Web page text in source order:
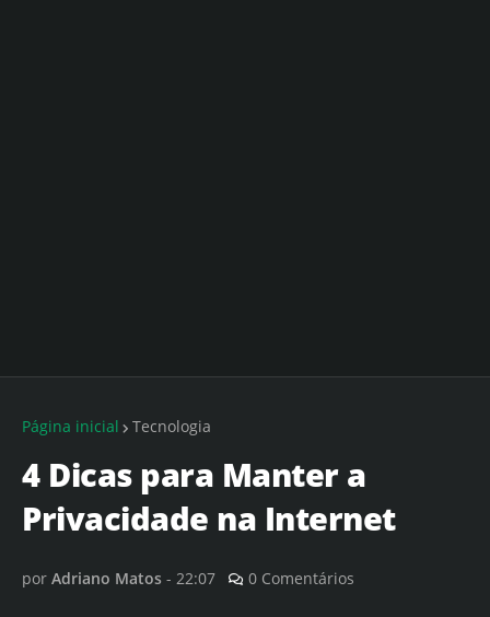
Página inicial Tecnologia
4 Dicas para Manter a
Privacidade na Internet
por Adriano Matos - 22:07 0 Comentários